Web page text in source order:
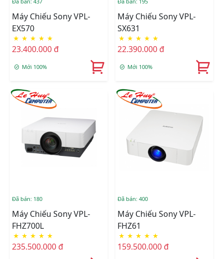
Máy Chiếu Sony VPL-
EX570
★ ★ ★ ★ ★
23.400.000 đ
Mới 100%
Máy Chiếu Sony VPL-
SX631
★ ★ ★ ★ ★
22.390.000 đ
Mới 100%
Đã bán: 180
Máy Chiếu Sony VPL-
FHZ700L
★ ★ ★ ★ ★
235.500.000 đ
Đã bán: 400
Máy Chiếu Sony VPL-
FHZ61
★ ★ ★ ★ ★
159.500.000 đ